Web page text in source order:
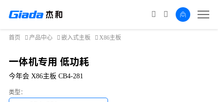
首页 产品中心 嵌入式主板 X86主板
一体机专用 低功耗
今年会 X86主板 CB4-281
类型：